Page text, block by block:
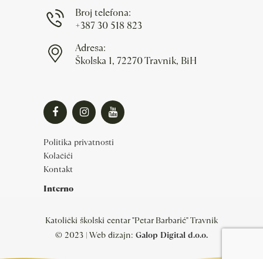
Broj telefona:
+387 30 518 823
Adresa:
Školska 1, 72270 Travnik, BiH
Politika privatnosti
Kolačići
Kontakt
Interno
Katolički školski centar "Petar Barbarić" Travnik
© 2023 | Web dizajn: Galop Digital d.o.o.